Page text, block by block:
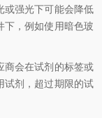
或强光下可能会降低
下，例如使用暗色玻
商会在试剂的标签或
试剂，超过期限的试